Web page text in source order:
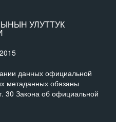
УЛУТТУК
данных официальной
метаданных обязаны
30 Закона об официальной